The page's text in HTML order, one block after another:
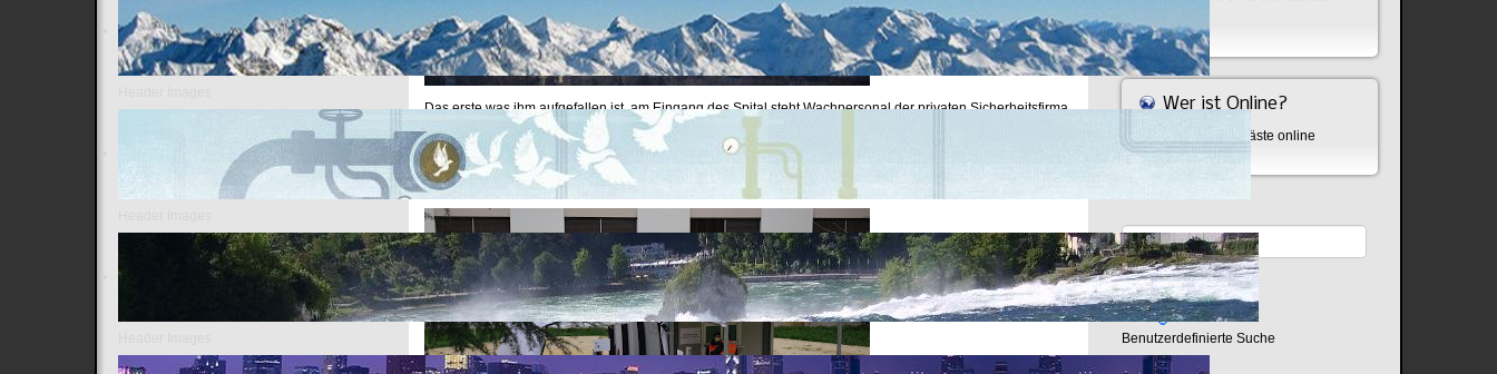
Das erste was ihm aufgefallen ist, am Eingang des Spital steht Wachpersonal der privaten Sicherheitsfirma
Securitas. Auf die Frage, "was ist los?", antworten mehrere Sicherheitsleute,
langweilig"
. Zu sehen ist das "Corona-Aufnahme-Spezialzelt".
Es herrscht kein Andrang und es gibt keine Warteschlangen, nur wie das Foto zeigt die grosse Leere.
Wer ist Online?
Aktuell sind 395 Gäste online
Benutzerdefinierte Suche